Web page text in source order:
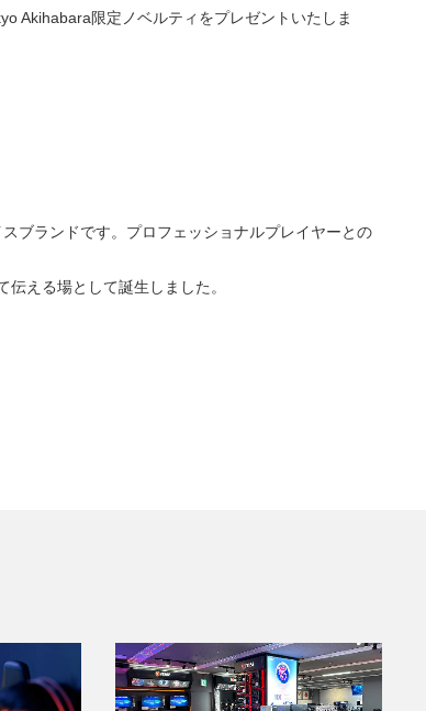
Akihabara限定ノベルティをプレゼントいたしま
ブランドです。プロフェッショナルプレイヤーとの
える場として誕生しました。